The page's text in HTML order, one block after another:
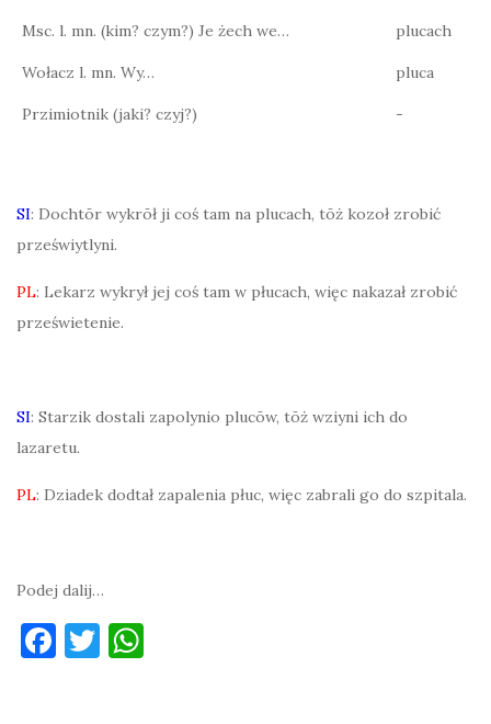
Msc. l. mn. (kim? czym?) Je żech we… plucach
Wołacz l. mn. Wy… pluca
Przimiotnik (jaki? czyj?) -
SI: Dochtōr wykrōł ji coś tam na plucach, tōż kozoł zrobić
przeświytlyni.
PL: Lekarz wykrył jej coś tam w płucach, więc nakazał zrobić
prześwietenie.
SI: Starzik dostali zapolynio plucōw, tōż wziyni ich do
lazaretu.
PL: Dziadek dodtał zapalenia płuc, więc zabrali go do szpitala.
Podej dalij…
F T